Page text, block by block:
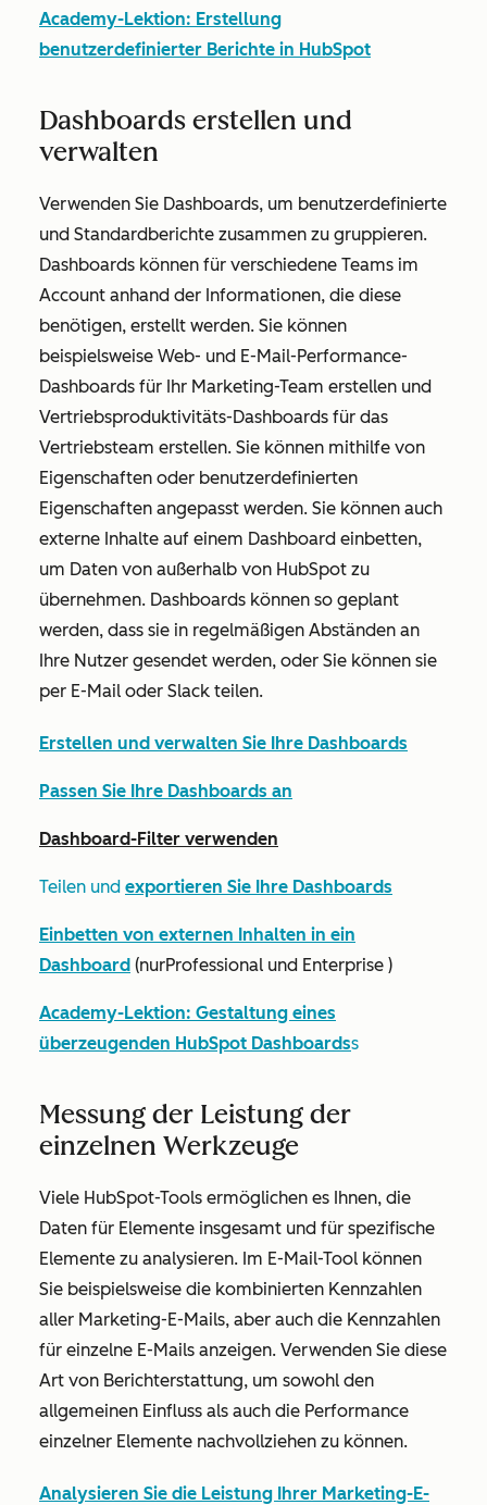
Academy-Lektion: Erstellung
benutzerdefinierter Berichte in HubSpot
Dashboards erstellen und
verwalten
Verwenden Sie Dashboards, um benutzerdefinierte
und Standardberichte zusammen zu gruppieren.
Dashboards können für verschiedene Teams im
Account anhand der Informationen, die diese
benötigen, erstellt werden. Sie können
beispielsweise Web- und E-Mail-Performance-
Dashboards für Ihr Marketing-Team erstellen und
Vertriebsproduktivitäts-Dashboards für das
Vertriebsteam erstellen. Sie können mithilfe von
Eigenschaften oder benutzerdefinierten
Eigenschaften angepasst werden. Sie können auch
externe Inhalte auf einem Dashboard einbetten,
um Daten von außerhalb von HubSpot zu
übernehmen. Dashboards können so geplant
werden, dass sie in regelmäßigen Abständen an
Ihre Nutzer gesendet werden, oder Sie können sie
per E-Mail oder Slack teilen.
Erstellen und verwalten Sie Ihre Dashboards
Passen Sie Ihre Dashboards an
Dashboard-Filter verwenden
Teilen und exportieren Sie Ihre Dashboards
Einbetten von externen Inhalten in ein
Dashboard (nurProfessional und Enterprise )
Academy-Lektion: Gestaltung eines
überzeugenden HubSpot Dashboardss
Messung der Leistung der
einzelnen Werkzeuge
Viele HubSpot-Tools ermöglichen es Ihnen, die
Daten für Elemente insgesamt und für spezifische
Elemente zu analysieren. Im E-Mail-Tool können
Sie beispielsweise die kombinierten Kennzahlen
aller Marketing-E-Mails, aber auch die Kennzahlen
für einzelne E-Mails anzeigen. Verwenden Sie diese
Art von Berichterstattung, um sowohl den
allgemeinen Einfluss als auch die Performance
einzelner Elemente nachvollziehen zu können.
Analysieren Sie die Leistung Ihrer Marketing-E-